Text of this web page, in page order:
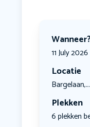
11 July
Locatie
Bargelaan,...
Plekken
6 plekken